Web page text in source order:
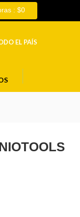
: $0
EL PAÍS